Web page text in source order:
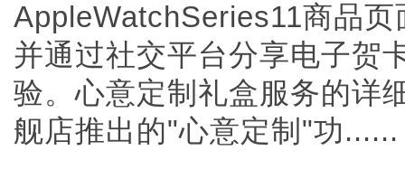
AppleWatchSeries11商品
并通过社交平台分享电子贺
验。心意定制礼盒服务的详
舰店推出的"心意定制"功......